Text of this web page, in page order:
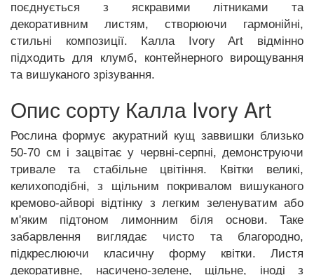
поєднується з яскравими літниками та
декоративним листям, створюючи гармонійні,
стильні композиції. Калла Ivory Art відмінно
підходить для клумб, контейнерного вирощування
та вишуканого зрізування.
Опис сорту Калла Ivory Art
Рослина формує акуратний кущ заввишки близько
50-70 см і зацвітає у червні-серпні, демонструючи
тривале та стабільне цвітіння. Квітки великі,
келихоподібні, з щільним покривалом вишуканого
кремово-айворі відтінку з легким зеленуватим або
м'яким підтоном лимонним біля основи. Таке
забарвлення виглядає чисто та благородно,
підкреслюючи класичну форму квітки. Листя
декоративне, насичено-зелене, щільне, іноді з